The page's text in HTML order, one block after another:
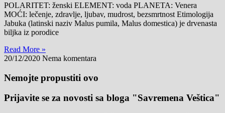
POLARITET: ženski ELEMENT: voda PLANETA: Venera
MOĆI: lečenje, zdravlje, ljubav, mudrost, bezsmrtnost Etimologija
Jabuka (latinski naziv Malus pumila, Malus domestica) je drvenasta
biljka iz porodice
Read More »
20/12/2020 Nema komentara
Nemojte propustiti ovo
Prijavite se za novosti sa bloga "Savremena Veštica"